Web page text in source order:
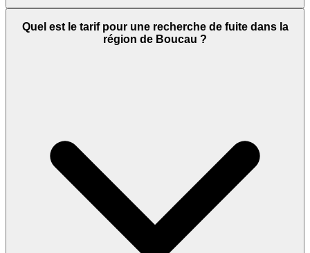
Quel est le tarif pour une recherche de fuite dans la
région de Boucau ?